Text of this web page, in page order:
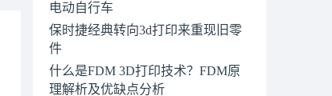
电动自行车
保时捷经典转向3d打印来重现旧零
件
什么是FDM 3D打印技术？FDM原
理解析及优缺点分析